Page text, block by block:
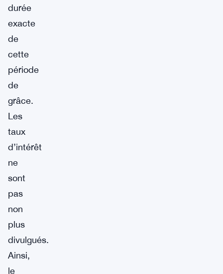
durée
exacte
de
cette
période
de
grâce.
Les
taux
d’intérêt
ne
sont
pas
non
plus
divulgués.
Ainsi,
le